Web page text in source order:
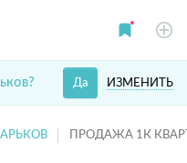
ИЗМЕНИТЬ
Да
ПРОДАЖА 1К